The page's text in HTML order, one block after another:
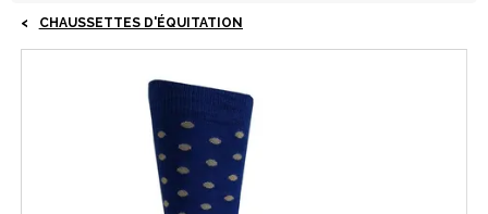
CHAUSSETTES D'ÉQUITATION